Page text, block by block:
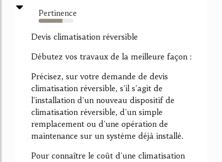
Pertinence
69%
Devis climatisation réversible
Débutez vos travaux de la meilleure façon :
Précisez, sur votre demande de devis
climatisation réversible, s'il s'agit de
l'installation d'un nouveau dispositif de
climatisation réversible, d'un simple
remplacement ou d'une opération de
maintenance sur un système déjà installé.
Pour connaître le coût d'une climatisation